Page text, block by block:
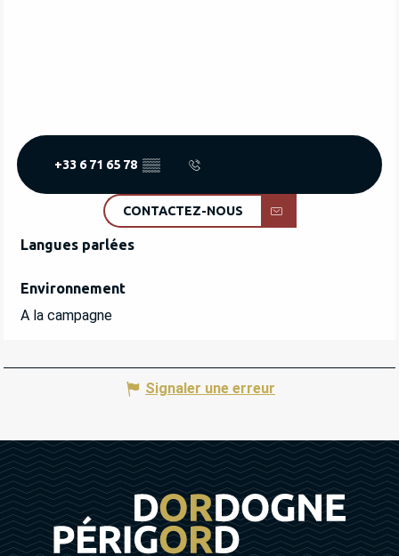
+33 6 71 65 78 ▒▒
CONTACTEZ-NOUS
Langues parlées
Langues parlées
Environnement
Environnement
A la campagne
Signaler une erreur